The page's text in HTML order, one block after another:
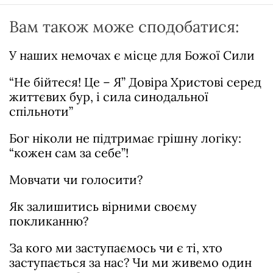
Вам також може сподобатися:
У наших немочах є місце для Божої Сили
“Не бійтеся! Це – Я” Довіра Христові серед
життєвих бур, і сила синодальної
спільноти”
Бог ніколи не підтримає грішну логіку:
“кожен сам за себе”!
Мовчати чи голосити?
Як залишитись вірними своєму
покликанню?
За кого ми заступаємось чи є ті, хто
заступається за нас? Чи ми живемо один